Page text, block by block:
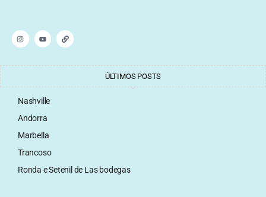
ÚLTIMOS POSTS
Nashville
Andorra
Marbella
Trancoso
Ronda e Setenil de Las bodegas